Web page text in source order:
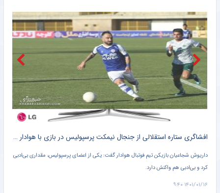
خبرگزاری دانشجو آخرین رتبه استقلال و پرسپولیس در جهان
خبرانلاین ببینید | کنایه حجت‌الاسلام برمایی به ماجرای راه ندادن بانوان به ورزشگاه امام رضا مشهد
طرفداری حضور دژاگه در تمرینات نساجی؛ زوج اشکان – مسعود شجاعی این بار در مازندران؟
طرفداری تازه‌ ترین رده‌ بندی تیم‌ های باشگاهی | سقوط پرسپولیس و صعود استقلال
افشاگری ستاره استقلالی از جنجال نیمکت پرسپولیس در بازی با هوادار + سند
داریوش شجاعیان بازیکن تیم فوتبال هوادار گفت: یکی از اعضای پرسپولیس، مقداری بی‌ادبی
کرد و بی‌ادبی هم واکنش دارد.
۱۴۰۱/۰۱/۱۶ ۹:۴۰